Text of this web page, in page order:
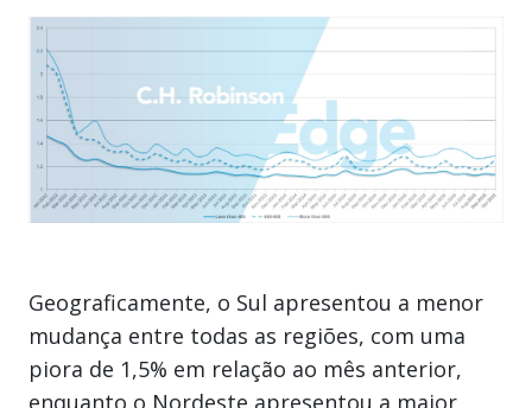
Geograficamente, o Sul apresentou a menor
mudança entre todas as regiões, com uma
piora de 1,5% em relação ao mês anterior,
enquanto o Nordeste apresentou a maior